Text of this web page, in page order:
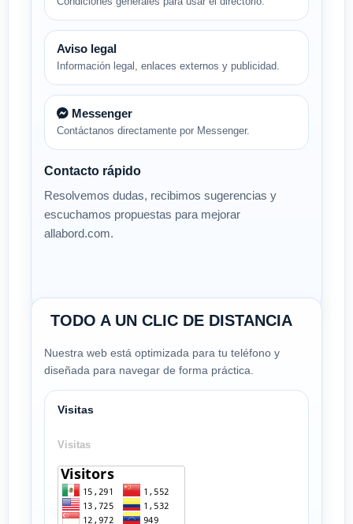
Aviso legal
Información legal, enlaces externos y publicidad.
Messenger
Contáctanos directamente por Messenger.
Contacto rápido
Resolvemos dudas, recibimos sugerencias y
escuchamos propuestas para mejorar
allabord.com.
TODO A UN CLIC DE DISTANCIA
Nuestra web está optimizada para tu teléfono y
diseñada para navegar de forma práctica.
Visitas
Visitas